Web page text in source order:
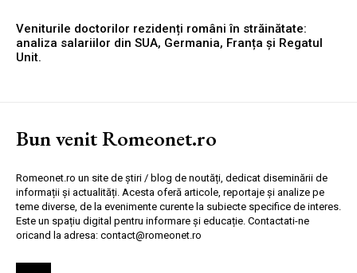
Veniturile doctorilor rezidenți români în străinătate:
analiza salariilor din SUA, Germania, Franța și Regatul
Unit.
Bun venit Romeonet.ro
Romeonet.ro un site de știri / blog de noutăți, dedicat diseminării de
informații și actualități. Acesta oferă articole, reportaje și analize pe
teme diverse, de la evenimente curente la subiecte specifice de interes.
Este un spațiu digital pentru informare și educație. Contactati-ne
oricand la adresa: contact@romeonet.ro